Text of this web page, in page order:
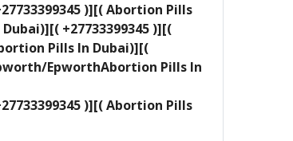
)][( Abortion Pills
+27733399345 )][(
Pills In Dubai)][(
EpworthAbortion Pills In
)][( Abortion Pills